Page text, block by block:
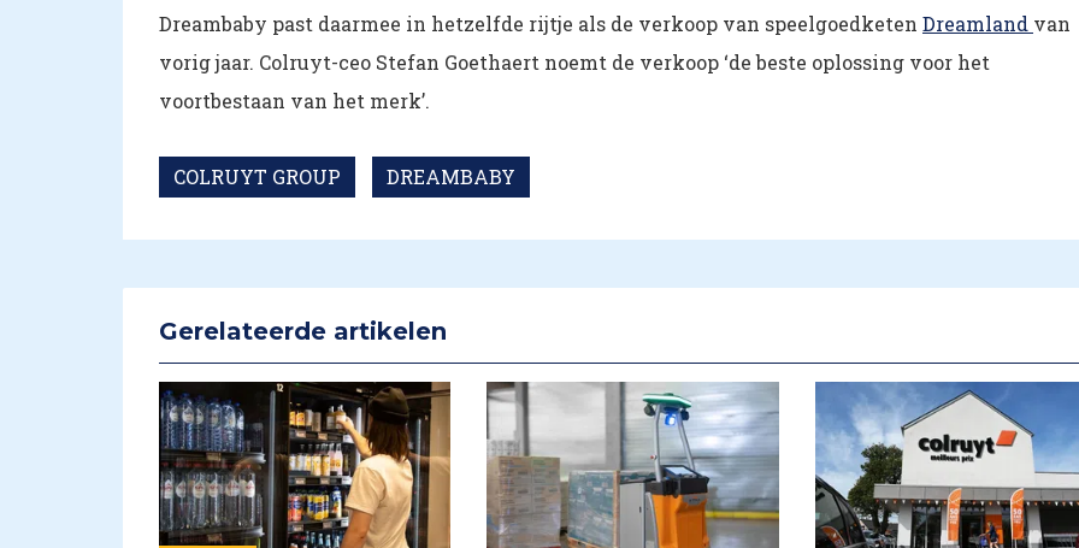
Dreambaby past daarmee in hetzelfde rijtje als de verkoop van speelgoedketen Dreamland van
vorig jaar. Colruyt-ceo Stefan Goethaert noemt de verkoop ‘de beste oplossing voor het
voortbestaan van het merk’.
COLRUYT GROUP DREAMBABY
Gerelateerde artikelen